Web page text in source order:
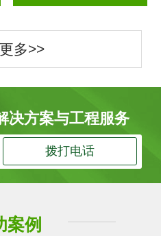
多>>
方案与工程服务
拨打电话
案例